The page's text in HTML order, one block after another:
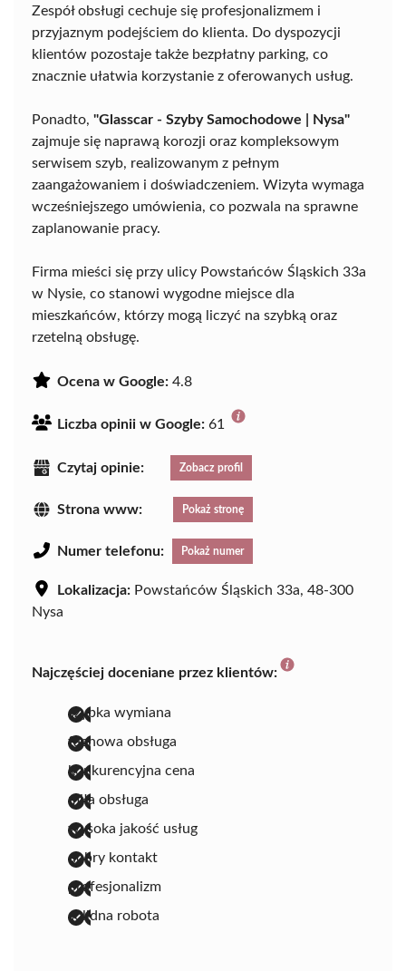
Zespół obsługi cechuje się profesjonalizmem i
przyjaznym podejściem do klienta. Do dyspozycji
klientów pozostaje także bezpłatny parking, co
znacznie ułatwia korzystanie z oferowanych usług.
Ponadto, "Glasscar - Szyby Samochodowe | Nysa"
zajmuje się naprawą korozji oraz kompleksowym
serwisem szyb, realizowanym z pełnym
zaangażowaniem i doświadczeniem. Wizyta wymaga
wcześniejszego umówienia, co pozwala na sprawne
zaplanowanie pracy.
Firma mieści się przy ulicy Powstańców Śląskich 33a
w Nysie, co stanowi wygodne miejsce dla
mieszkańców, którzy mogą liczyć na szybką oraz
rzetelną obsługę.
Ocena w Google: 4.8
Liczba opinii w Google: 61
Czytaj opinie: Zobacz profil
Strona www: Pokaż stronę
Numer telefonu: Pokaż numer
Lokalizacja: Powstańców Śląskich 33a, 48-300
Nysa
Najczęściej doceniane przez klientów:
szybka wymiana
fachowa obsługa
konkurencyjna cena
miła obsługa
wysoka jakość usług
dobry kontakt
profesjonalizm
solidna robota